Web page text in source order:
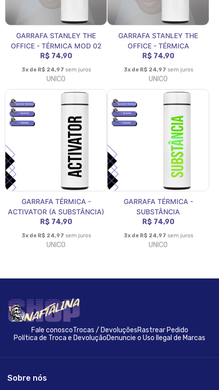
GARRAFA STANLEY THE
OFFICE - TÉRMICA MOD 02
R$ 74,90
3x de R$ 24,97 sem juros
UNICO
GARRAFA STANLEY THE
OFFICE - TÉRMICA
R$ 74,90
3x de R$ 24,97 sem juros
UNICO
GARRAFA TÉRMICA -
ACTIVATOR (A SUBSTÂNCIA)
R$ 74,90
3x de R$ 24,97 sem juros
UNICO
GARRAFA TÉRMICA -
SUBSTÂNCIA
R$ 74,90
3x de R$ 24,97 sem juros
UNICO
Fale conoscoTrocas / DevoluçõesRastrear Pedido
Política de Troca e DevoluçãoDenuncie o Uso Ilegal de Marcas
Sobre nós